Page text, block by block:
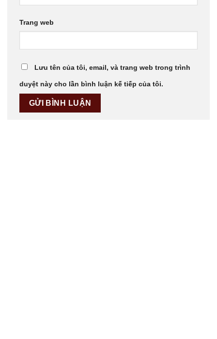
Trang web
Lưu tên của tôi, email, và trang web trong trình
duyệt này cho lần bình luận kế tiếp của tôi.